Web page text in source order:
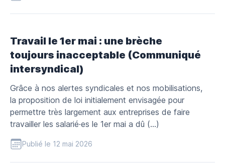
Travail le 1er mai : une brèche
toujours inacceptable (Communiqué
intersyndical)
Grâce à nos alertes syndicales et nos mobilisations,
la proposition de loi initialement envisagée pour
permettre très largement aux entreprises de faire
travailler les salarié·es le 1er mai a dû (…)
Publié le 12 mai 2026